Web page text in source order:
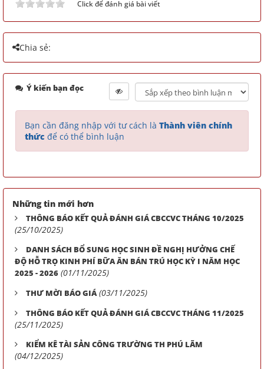
Click để đánh giá bài viết
Chia sẻ:
Ý kiến bạn đọc
Bạn cần đăng nhập với tư cách là Thành viên chính
thức để có thể bình luận
Những tin mới hơn
THÔNG BÁO KẾT QUẢ ĐÁNH GIÁ CBCCVC THÁNG 10/2025
(25/10/2025)
DANH SÁCH BỔ SUNG HỌC SINH ĐỀ NGHỊ HƯỞNG CHẾ
ĐỘ HỖ TRỌ KINH PHÍ BỮA ĂN BÁN TRÚ HỌC KỲ I NĂM HỌC
2025 - 2026 (01/11/2025)
THƯ MỜI BÁO GIÁ (03/11/2025)
THÔNG BÁO KẾT QUẢ ĐÁNH GIÁ CBCCVC THÁNG 11/2025
(25/11/2025)
KIỂM KÊ TÀI SẢN CÔNG TRƯỜNG TH PHÚ LÃM
(04/12/2025)